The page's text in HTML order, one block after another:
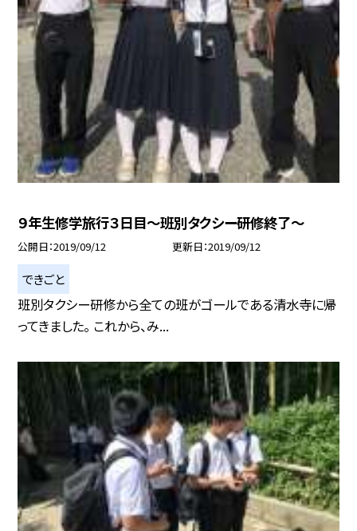
９年生修学旅行３日目〜班別タクシー研修終了〜
公開日 2019/09/12 更新日 2019/09/12
できごと
班別タクシー研修から全ての班がゴールである清水寺に帰
ってきました。 これから、み...